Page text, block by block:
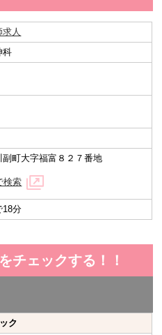
人
科
町大字福富８２７番地
検索
18分
チェックする！！
ク